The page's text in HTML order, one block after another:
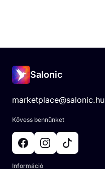
Salonic
marketplace@salonic.hu
Kövess bennünket
Információ